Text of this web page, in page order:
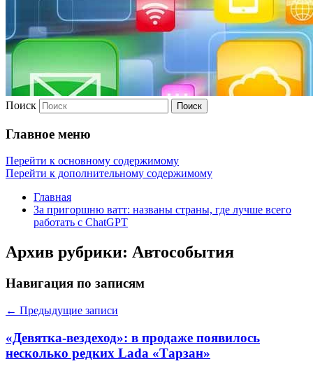
Поиск
Главное меню
Перейти к основному содержимому
Перейти к дополнительному содержимому
Главная
За пригоршню ватт: названы страны, где лучше всего
работать с ChatGPT
Архив рубрики: Автособытия
Навигация по записям
← Предыдущие записи
«Девятка-вездеход»: в продаже появилось
несколько редких Lada «Тарзан»